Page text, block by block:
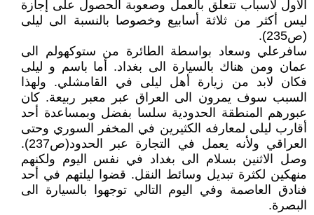
الأول لأسباب تتعلق بالعمل وصعوبة الحصول على إجازة
ليس أكثر من ثلاثة أسابيع وخصوصا بالنسبة الى ليلى
(ص235).
سافرعلي وسعاد بواسطة الطائرة من ستوكهولم الى
عمان ومن هناك بالسيارة الى بغداد. أما باسم و ليلى
فكان لابد من زيارة أهل ليلى في القامشلي. ولهذا
السبب سوف يمرون الى العراق عبر معبر ربيعة. كان
عبورهم المنطقة الحدودية سلسا بفضل وبمساعدة أحد
أقارب ليلى لمعارفه الكثيرين في المخفر السوري وحتى
العراقي ولأنه يعمل في التجارة عبر الحدود(ص237).
وصل الاثنين بسلام الى بغداد في نفس اليوم ولكنهم
منهكين لكثرة تبديل وسائط النقل. قضوا ليلتهم في أحد
فنادق العاصمة وفي اليوم التالي توجهوا بالسيارة الى
البصرة.